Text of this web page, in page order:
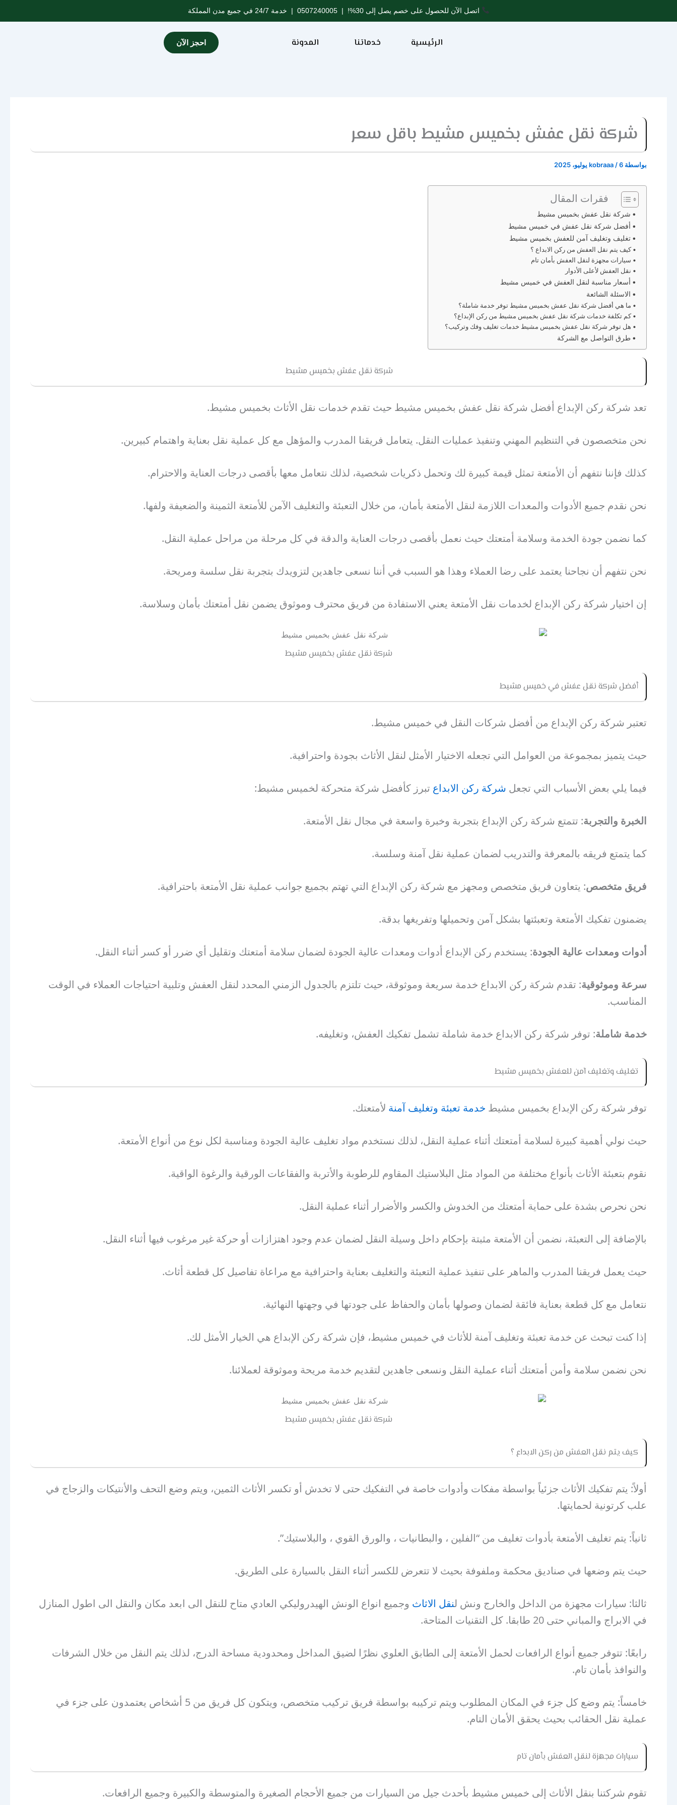
إلى
اتصل الآن للحصول على خصم يصل إلى 30%! | 0507240005 | خدمة 24/7 في جميع مدن المملكة
الرئيسية خدماتنا المدونة احجز الآن
شركة نقل عفش بخميس مشيط باقل سعر
بواسطة kobraaa /6 يوليو، 2025
فقرات المقال
شركة نقل عفش بخميس مشيط
أفضل شركة نقل عفش في خميس مشيط
تغليف وتغليف آمن للعفش بخميس مشيط
كيف يتم نقل العفش من ركن الابداع ؟
سيارات مجهزة لنقل العفش بأمان تام
نقل العفش لأعلى الأدوار
أسعار مناسبة لنقل العفش في خميس مشيط
الاسئلة الشائعة
ما هي أفضل شركة نقل عفش بخميس مشيط توفر خدمة شاملة؟
كم تكلفة خدمات شركة نقل عفش بخميس مشيط من ركن الإبداع؟
هل توفر شركة نقل عفش بخميس مشيط خدمات تغليف وفك وتركيب؟
طرق التواصل مع الشركة
شركة نقل عفش بخميس مشيط
تعد شركة ركن الإبداع أفضل شركة نقل عفش بخميس مشيط حيث تقدم خدمات نقل الأثاث بخميس مشيط.
نحن متخصصون في التنظيم المهني وتنفيذ عمليات النقل. يتعامل فريقنا المدرب والمؤهل مع كل عملية نقل بعناية واهتمام كبيرين.
كذلك فإننا نتفهم أن الأمتعة تمثل قيمة كبيرة لك وتحمل ذكريات شخصية، لذلك نتعامل معها بأقصى درجات العناية والاحترام.
نحن نقدم جميع الأدوات والمعدات اللازمة لنقل الأمتعة بأمان، من خلال التعبئة والتغليف الآمن للأمتعة الثمينة والضعيفة ولفها.
كما نضمن جودة الخدمة وسلامة أمتعتك حيث نعمل بأقصى درجات العناية والدقة في كل مرحلة من مراحل عملية النقل.
نحن نتفهم أن نجاحنا يعتمد على رضا العملاء وهذا هو السبب في أننا نسعى جاهدين لتزويدك بتجربة نقل سلسة ومريحة.
إن اختيار شركة ركن الإبداع لخدمات نقل الأمتعة يعني الاستفادة من فريق محترف وموثوق يضمن نقل أمتعتك بأمان وسلاسة.
شركة نقل عفش بخميس مشيط
أفضل شركة نقل عفش في خميس مشيط
تعتبر شركة ركن الإبداع من أفضل شركات النقل في خميس مشيط.
حيث يتميز بمجموعة من العوامل التي تجعله الاختيار الأمثل لنقل الأثاث بجودة واحترافية.
فيما يلي بعض الأسباب التي تجعل شركة ركن الابداع تبرز كأفضل شركة متحركة لخميس مشيط:
الخبرة والتجربة: تتمتع شركة ركن الإبداع بتجربة وخبرة واسعة في مجال نقل الأمتعة.
كما يتمتع فريقه بالمعرفة والتدريب لضمان عملية نقل آمنة وسلسة.
فريق متخصص: يتعاون فريق متخصص ومجهز مع شركة ركن الإبداع التي تهتم بجميع جوانب عملية نقل الأمتعة باحترافية.
يضمنون تفكيك الأمتعة وتعبئتها بشكل آمن وتحميلها وتفريغها بدقة.
أدوات ومعدات عالية الجودة: يستخدم ركن الإبداع أدوات ومعدات عالية الجودة لضمان سلامة أمتعتك وتقليل أي ضرر أو كسر أثناء النقل.
سرعة وموثوقية: تقدم شركة ركن الابداع خدمة سريعة وموثوقة، حيث تلتزم بالجدول الزمني المحدد لنقل العفش وتلبية احتياجات العملاء في الوقت
المناسب.
خدمة شاملة: توفر شركة ركن الابداع خدمة شاملة تشمل تفكيك العفش، وتغليفه.
تغليف وتغليف آمن للعفش بخميس مشيط
توفر شركة ركن الإبداع بخميس مشيط خدمة تعبئة وتغليف آمنة لأمتعتك.
حيث نولي أهمية كبيرة لسلامة أمتعتك أثناء عملية النقل، لذلك نستخدم مواد تغليف عالية الجودة ومناسبة لكل نوع من أنواع الأمتعة.
نقوم بتعبئة الأثاث بأنواع مختلفة من المواد مثل البلاستيك المقاوم للرطوبة والأتربة والفقاعات الورقية والرغوة الواقية.
نحن نحرص بشدة على حماية أمتعتك من الخدوش والكسر والأضرار أثناء عملية النقل.
بالإضافة إلى التعبئة، نضمن أن الأمتعة مثبتة بإحكام داخل وسيلة النقل لضمان عدم وجود اهتزازات أو حركة غير مرغوب فيها أثناء النقل.
حيث يعمل فريقنا المدرب والماهر على تنفيذ عملية التعبئة والتغليف بعناية واحترافية مع مراعاة تفاصيل كل قطعة أثاث.
نتعامل مع كل قطعة بعناية فائقة لضمان وصولها بأمان والحفاظ على جودتها في وجهتها النهائية.
إذا كنت تبحث عن خدمة تعبئة وتغليف آمنة للأثاث في خميس مشيط، فإن شركة ركن الإبداع هي الخيار الأمثل لك.
نحن نضمن سلامة وأمن أمتعتك أثناء عملية النقل ونسعى جاهدين لتقديم خدمة مريحة وموثوقة لعملائنا.
شركة نقل عفش بخميس مشيط
كيف يتم نقل العفش من ركن الابداع ؟
أولاً: يتم تفكيك الأثاث جزئياً بواسطة مفكات وأدوات خاصة في التفكيك حتى لا تخدش أو تكسر الأثاث الثمين، ويتم وضع التحف والأنتيكات والزجاج في
علب كرتونية لحمايتها.
ثانياً: يتم تغليف الأمتعة بأدوات تغليف من “الفلين ، والبطانيات ، والورق القوي ، والبلاستيك”.
حيث يتم وضعها في صناديق محكمة وملفوفة بحيث لا تتعرض للكسر أثناء النقل بالسيارة على الطريق.
ثالثا: سيارات مجهزة من الداخل والخارج ونش لنقل الاثاث وجميع انواع الونش الهيدروليكي العادي متاح للنقل الى ابعد مكان والنقل الى اطول المنازل
في الابراج والمباني حتى 20 طابقا. كل التقنيات المتاحة.
رابعًا: تتوفر جميع أنواع الرافعات لحمل الأمتعة إلى الطابق العلوي نظرًا لضيق المداخل ومحدودية مساحة الدرج، لذلك يتم النقل من خلال الشرفات
والنوافذ بأمان تام.
خامساً: يتم وضع كل جزء في المكان المطلوب ويتم تركيبه بواسطة فريق تركيب متخصص، ويتكون كل فريق من 5 أشخاص يعتمدون على جزء في
عملية نقل الحقائب بحيث يحقق الأمان التام.
سيارات مجهزة لنقل العفش بأمان تام
تقوم شركتنا بنقل الأثاث إلى خميس مشيط بأحدث جيل من السيارات من جميع الأحجام الصغيرة والمتوسطة والكبيرة وجميع الرافعات.